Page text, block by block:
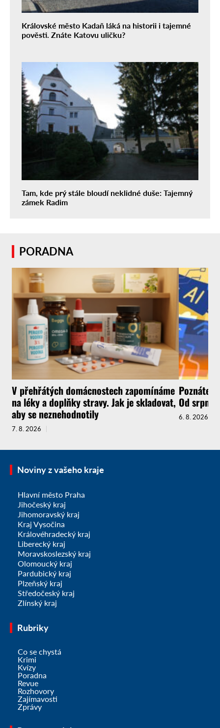
Královské město Kadaň láká na historii i tajemné
pověsti. Znáte Katovu uličku?
Tam, kde prý stále bloudí neklidné duše: Tajemný
zámek Radim
PORADNA
V přehřátých domácnostech zapomínáme
na léky a doplňky stravy. Jak je skladovat,
aby se neznehodnotily
7. 8. 2026
Poznáte,
Od srpna
6. 8. 2026
Noviny z vašeho kraje
Hlavní město Praha
Jihočeský kraj
Jihomoravský kraj
Kraj Vysočina
Královéhradecký kraj
Liberecký kraj
Moravskoslezský kraj
Olomoucký kraj
Pardubický kraj
Plzeňský kraj
Středočeský kraj
Zlínský kraj
Rubriky
Co se chystá
Krimi
Kvízy
Poradna
Revue
Rozhovory
Zajímavosti
Zprávy